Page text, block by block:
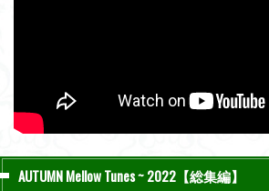
AUTUMN Mellow Tunes ~ 2022【総集編】